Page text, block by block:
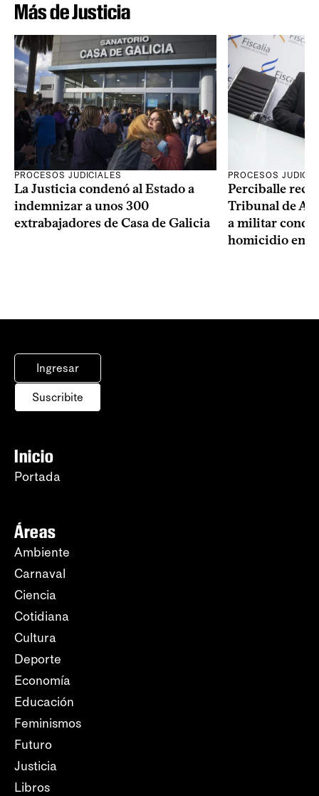
Más de Justicia
PROCESOS JUDICIALES
La Justicia condenó al Estado a
indemnizar a unos 300
extrabajadores de Casa de Galicia
PROCESOS
Perciballe
Tribunal de
a militar
homicidio en
Ingresar
Suscribite
Inicio
Portada
Áreas
Ambiente
Carnaval
Ciencia
Cotidiana
Cultura
Deporte
Economía
Educación
Feminismos
Futuro
Justicia
Libros